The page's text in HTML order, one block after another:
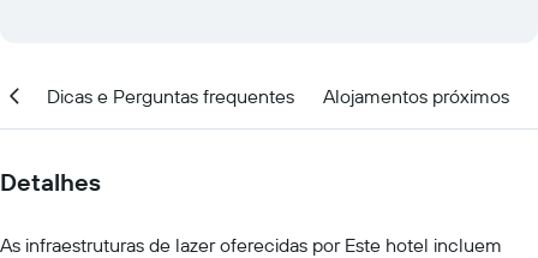
Dicas e Perguntas frequentes Alojamentos próximos
Detalhes
As infraestruturas de lazer oferecidas por Este hotel incluem